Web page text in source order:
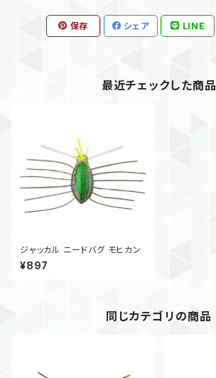
保存 シェア LINE
最近チェックした商品
ジャッカル ニードバグ モヒカン
¥897
同じカテゴリの商品